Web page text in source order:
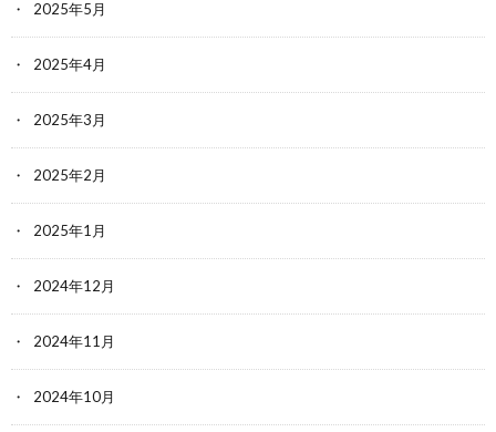
2025年5月
2025年4月
2025年3月
2025年2月
2025年1月
2024年12月
2024年11月
2024年10月